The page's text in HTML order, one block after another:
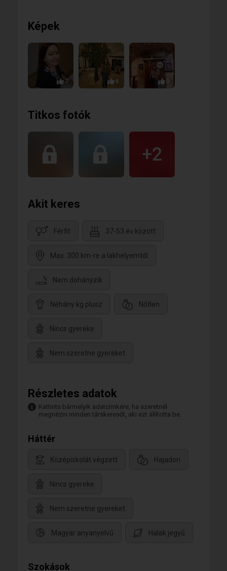
Képek
7 6 5
Titkos fotók
+2
Akit keres
Férfit 37-53 év között
Max. 300 km-re a lakhelyemtől
Nem dohányzik
Néhány kg plusz Nőtlen
Nincs gyereke
Nem szeretne gyereket
Részletes adatok
Kattints bármelyik adatcímkére, ha szeretnél
megnézni minden társkeresőt, aki ezt állította be.
Háttér
Középiskolát végzett Hajadon
Nincs gyereke
Nem szeretne gyereket
Magyar anyanyelvű Halak jegyű
Szokások